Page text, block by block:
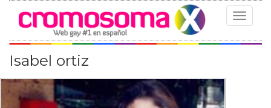
Toggle
Isabel ortiz